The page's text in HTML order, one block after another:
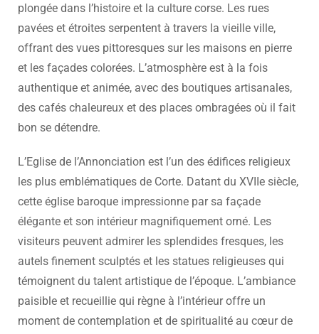
plongée dans l’histoire et la culture corse. Les rues
pavées et étroites serpentent à travers la vieille ville,
offrant des vues pittoresques sur les maisons en pierre
et les façades colorées. L’atmosphère est à la fois
authentique et animée, avec des boutiques artisanales,
des cafés chaleureux et des places ombragées où il fait
bon se détendre.
L’Eglise de l’Annonciation est l’un des édifices religieux
les plus emblématiques de Corte. Datant du XVIIe siècle,
cette église baroque impressionne par sa façade
élégante et son intérieur magnifiquement orné. Les
visiteurs peuvent admirer les splendides fresques, les
autels finement sculptés et les statues religieuses qui
témoignent du talent artistique de l’époque. L’ambiance
paisible et recueillie qui règne à l’intérieur offre un
moment de contemplation et de spiritualité au cœur de